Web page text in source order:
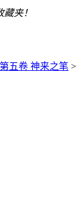
夹！
五卷 神来之笔 >